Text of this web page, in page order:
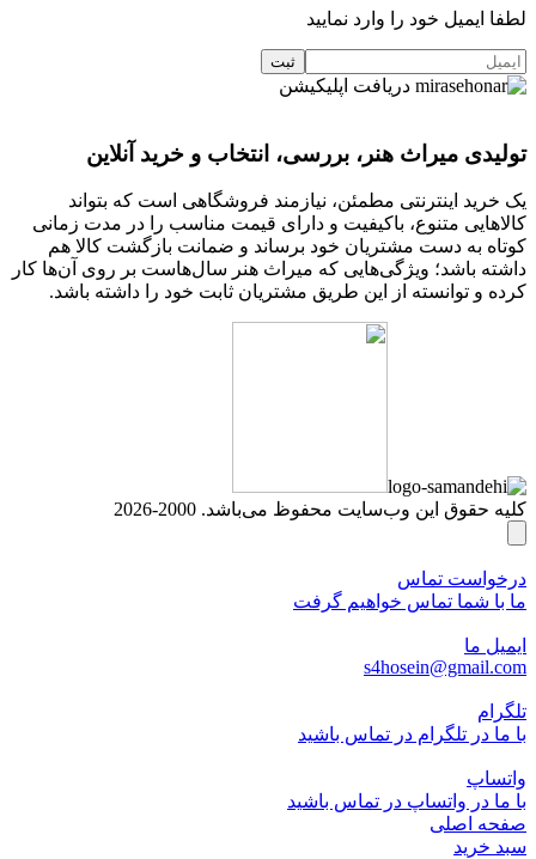
لطفا ایمیل خود را وارد نمایید
دریافت اپلیکیشن
تولیدی میراث هنر، بررسی، انتخاب و خرید آنلاین
یک خرید اینترنتی مطمئن، نیازمند فروشگاهی است که بتواند
کالاهایی متنوع، باکیفیت و دارای قیمت مناسب را در مدت زمانی
کوتاه به دست مشتریان خود برساند و ضمانت بازگشت کالا هم
داشته باشد؛ ویژگی‌هایی که میراث هنر سال‌هاست بر روی آن‌ها کار
کرده و توانسته از این طریق مشتریان ثابت خود را داشته باشد.
کلیه حقوق این وب‌سایت محفوظ می‌باشد. 2000-2026
درخواست تماس
ما با شما تماس خواهیم گرفت
ایمیل ما
s4hosein@gmail.com
تلگرام
با ما در تلگرام در تماس باشید
واتساپ
با ما در واتساپ در تماس باشید
صفحه اصلی
سبد خرید